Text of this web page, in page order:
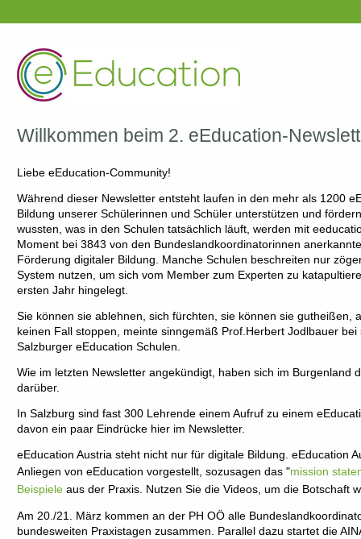
Willkommen beim 2. eEducation-
Liebe eEducation-Community!
Während dieser Newsletter entsteht laufen in den mehr als 1200
Bildung unserer Schülerinnen und Schüler unterstützen und
wussten, was in den Schulen tatsächlich läuft, werden mit
Moment bei 3843 von den Bundeslandkoordinatorinnen
Förderung digitaler Bildung. Manche Schulen beschreiten nur
System nutzen, um sich vom Member zum Experten zu
ersten Jahr hingelegt.
Sie können sie ablehnen, sich fürchten, sie können sie
keinen Fall stoppen, meinte sinngemäß Prof.Herbert Jodlbauer
Salzburger eEducation Schulen.
Wie im letzten Newsletter angekündigt, haben sich im Burgenland
darüber.
In Salzburg sind fast 300 Lehrende einem Aufruf zu einem
davon ein paar Eindrücke hier im Newsletter.
eEducation Austria steht nicht nur für digitale Bildung. eEducation
Anliegen von eEducation vorgestellt, sozusagen das "mission
Beispiele aus der Praxis. Nutzen Sie die Videos, um die Botschaft
Am 20./21. März kommen an der PH OÖ alle
bundesweiten Praxistagen zusammen. Parallel dazu startet die